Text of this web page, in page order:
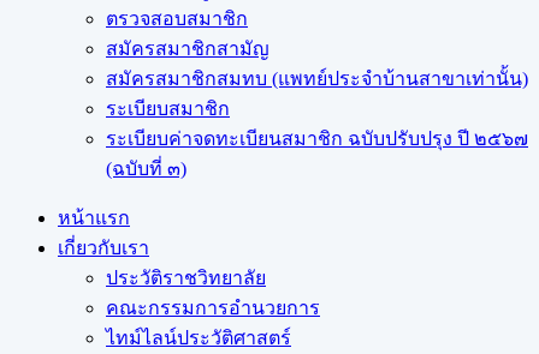
ตรวจสอบสมาชิก
สมัครสมาชิกสามัญ
สมัครสมาชิกสมทบ (แพทย์ประจำบ้านสาขาเท่านั้น)
ระเบียบสมาชิก
ระเบียบค่าจดทะเบียนสมาชิก ฉบับปรับปรุง ปี ๒๕๖๗
(ฉบับที่ ๓)
หน้าแรก
เกี่ยวกับเรา
ประวัติราชวิทยาลัย
คณะกรรมการอำนวยการ
ไทม์ไลน์ประวัติศาสตร์